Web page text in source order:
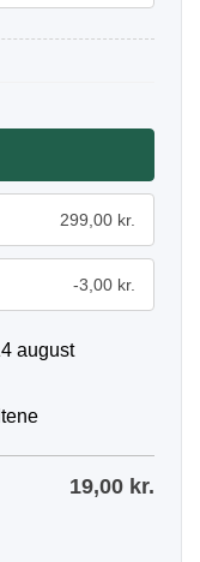
299,00 kr.
-3,00 kr.
august
19,00 kr.